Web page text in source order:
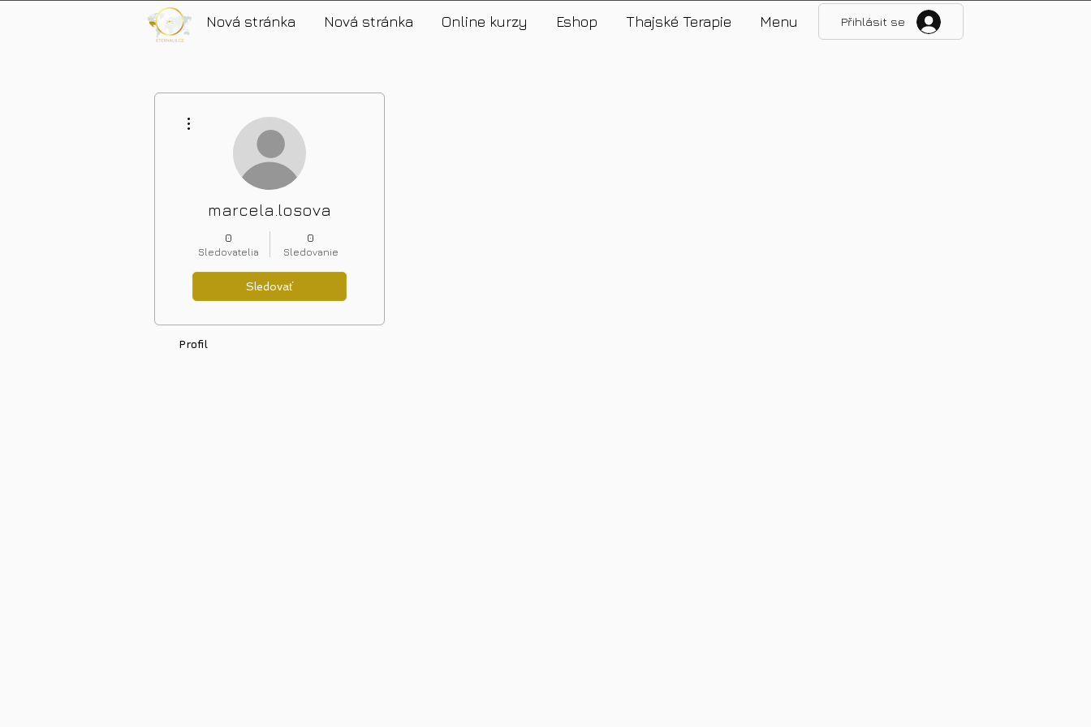
Nová stránka Nová stránka Online kurzy Eshop Thajské Terapie Menu Přihlásit se
marcela.losova
0
Sledovatelia
0
Sledovanie
Sledovať
Profil